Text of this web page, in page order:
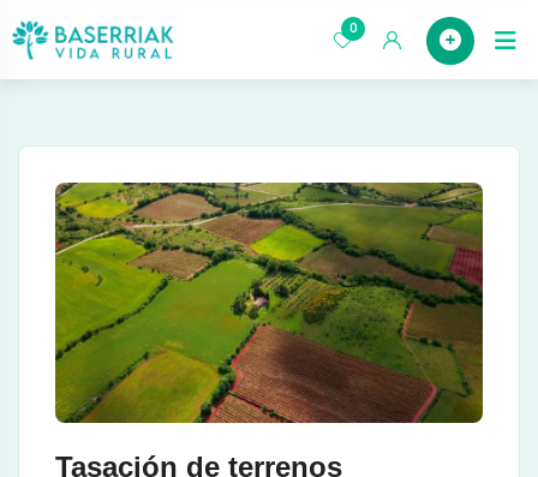
saltar
0
Tasación de terrenos